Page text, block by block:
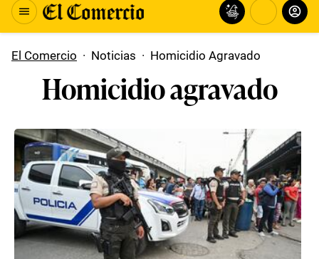
El Comercio · Noticias · Homicidio Agravado
Homicidio agravado